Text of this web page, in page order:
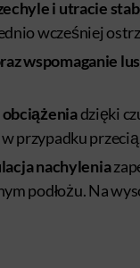
i utracie
wcześniej
wspomaganie
dzięki
przypadku
nachylenia
podłożu. Na